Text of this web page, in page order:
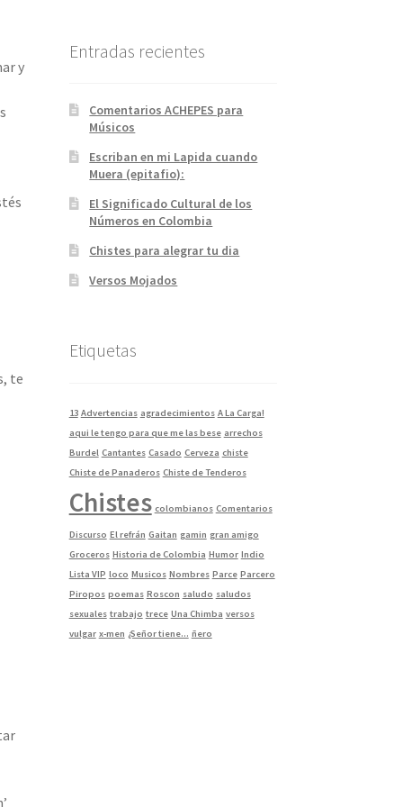
y
te
Entradas recientes
Comentarios ACHEPES para
Músicos
Escriban en mi Lapida cuando
Muera (epitafio):
El Significado Cultural de los
Números en Colombia
Chistes para alegrar tu dia
Versos Mojados
Etiquetas
13 Advertencias agradecimientos A La Carga!
aqui le tengo para que me las bese arrechos
Burdel Cantantes Casado Cerveza chiste
Chiste de Panaderos Chiste de Tenderos
Chistes colombianos Comentarios
Discurso El refrán Gaitan gamin gran amigo
Groceros Historia de Colombia Humor Indio
Lista VIP loco Musicos Nombres Parce Parcero
Piropos poemas Roscon saludo saludos
sexuales trabajo trece Una Chimba versos
vulgar x-men ¿Señor tiene... ñero